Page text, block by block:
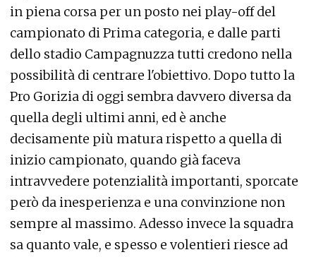
in piena corsa per un posto nei play-off del
campionato di Prima categoria, e dalle parti
dello stadio Campagnuzza tutti credono nella
possibilità di centrare l'obiettivo. Dopo tutto la
Pro Gorizia di oggi sembra davvero diversa da
quella degli ultimi anni, ed è anche
decisamente più matura rispetto a quella di
inizio campionato, quando già faceva
intravvedere potenzialità importanti, sporcate
però da inesperienza e una convinzione non
sempre al massimo. Adesso invece la squadra
sa quanto vale, e spesso e volentieri riesce ad